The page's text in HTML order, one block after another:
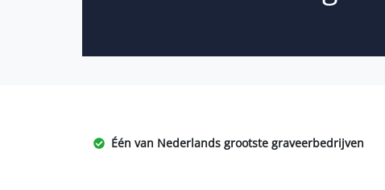
Één van Nederlands grootste graveerbedrijven